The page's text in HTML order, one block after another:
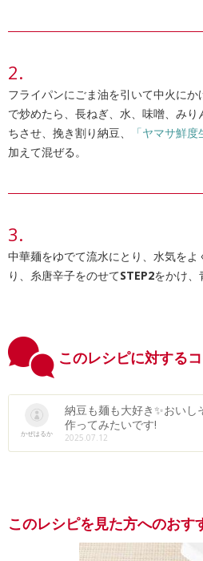
フライパンにごま油を引いて中火に
で炒めたら、長ねぎ、水、味噌、み
ちさせ、挽き割り納豆、
「ヤマサ鮮
加えて混ぜる。
中華麺をゆでて流水にとり、水気をよ
り、糸唐辛子をのせてSTEP2をかけ、
このレシピに対する
かぜはるか
納豆も麺も大好き✨️おいし
作ってみたいです!
2025.07.12
このレシピを見た方へのおす